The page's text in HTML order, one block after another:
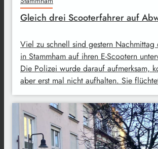
Gleich drei Scooterfahrer auf
Viel zu schnell sind gestern Nachmittag
in Stammham auf ihren E-Scootern
Die Polizei wurde darauf aufmerksam,
aber erst mal nicht aufhalten. Sie